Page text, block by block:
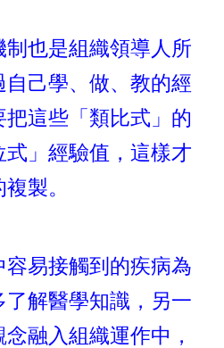
也是組織領導人所
己學、做、教的經
這些「類比式」的
」經驗值，這樣才
製。
易接觸到的疾病為
解醫學知識，另一
融入組織運作中，